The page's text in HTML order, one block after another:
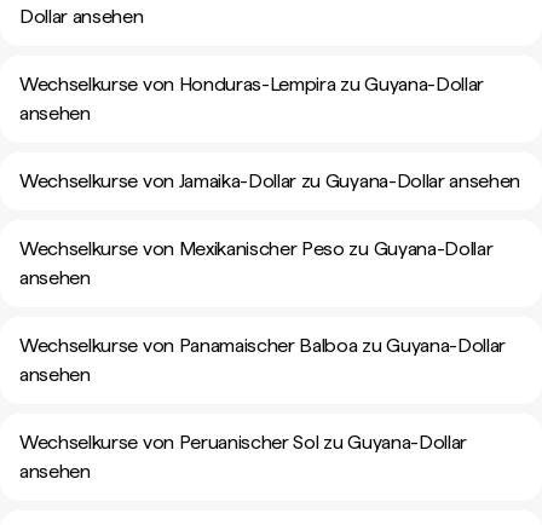
Dollar ansehen
Wechselkurse von Honduras-Lempira zu Guyana-Dollar
ansehen
Wechselkurse von Jamaika-Dollar zu Guyana-Dollar ansehen
Wechselkurse von Mexikanischer Peso zu Guyana-Dollar
ansehen
Wechselkurse von Panamaischer Balboa zu Guyana-Dollar
ansehen
Wechselkurse von Peruanischer Sol zu Guyana-Dollar
ansehen